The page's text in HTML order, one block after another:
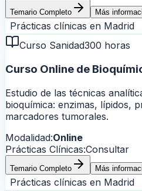
Temario Completo Más
Prácticas clínicas en Madrid
Curso Sanidad300 horas
Curso Online de
Estudio de las técnicas
bioquímica: enzimas, lípidos,
marcadores tumorales.
Modalidad:Online
Prácticas Clínicas:Consultar
Temario Completo Más
Prácticas clínicas en Madrid